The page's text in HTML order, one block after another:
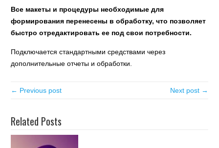
Все макеты и процедуры необходимые для
формирования перенесены в обработку, что позволяет
быстро отредактировать ее под свои потребности.
Подключается стандартными средствами через
дополнительные отчеты и обработки.
← Previous post Next post →
Related Posts